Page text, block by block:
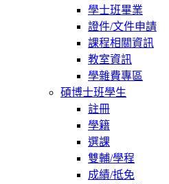
學士班畢業
證件/文件申請
課程相關資訊
教室資訊
學雜費專區
碩博士班學生
註冊
學籍
選課
雙輔/學程
成績/抵免